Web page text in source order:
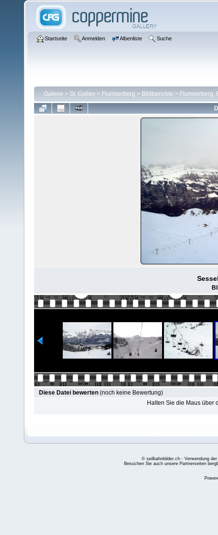
Startseite Anmelden Albenliste Suche
Galerie > St. Gallen > Flumserberg > Bildberichte > Flumserberg,
Diese Datei bewerten (noch keine Bewertung)
Halten Sie die Maus über
© seilbahnbilder.ch - Verwendung
Besuchen Sie auch unsere Partnerseiten